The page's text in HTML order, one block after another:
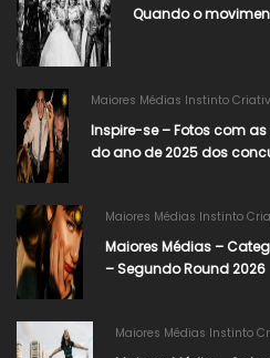
Quando o
Maiores Médias Instinto
Inspire-se – Fotos com
do ano de 2025 dos
Maiores Médias Instinto
Maiores Médias –
– Segundo Round 2026​
Maiores Médias Instinto